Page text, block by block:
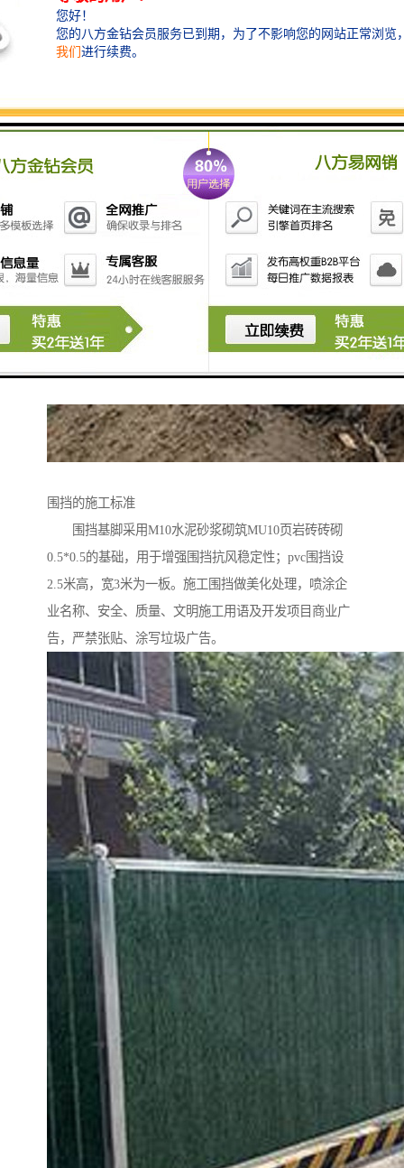
围挡的施工标准
围挡基脚采用M10水泥砂浆砌筑MU10页岩砖砖砌
0.5*0.5的基础，用于增强围挡抗风稳定性；pvc围挡设
2.5米高，宽3米为一板。施工围挡做美化处理，喷涂企
业名称、安全、质量、文明施工用语及开发项目商业广
告，严禁张贴、涂写垃圾广告。